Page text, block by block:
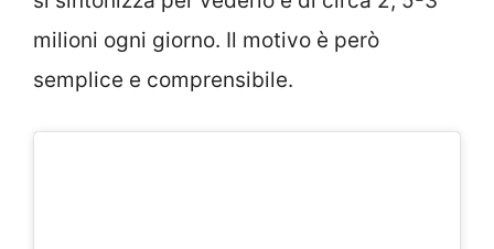
milioni ogni giorno. Il motivo è però
semplice e comprensibile.